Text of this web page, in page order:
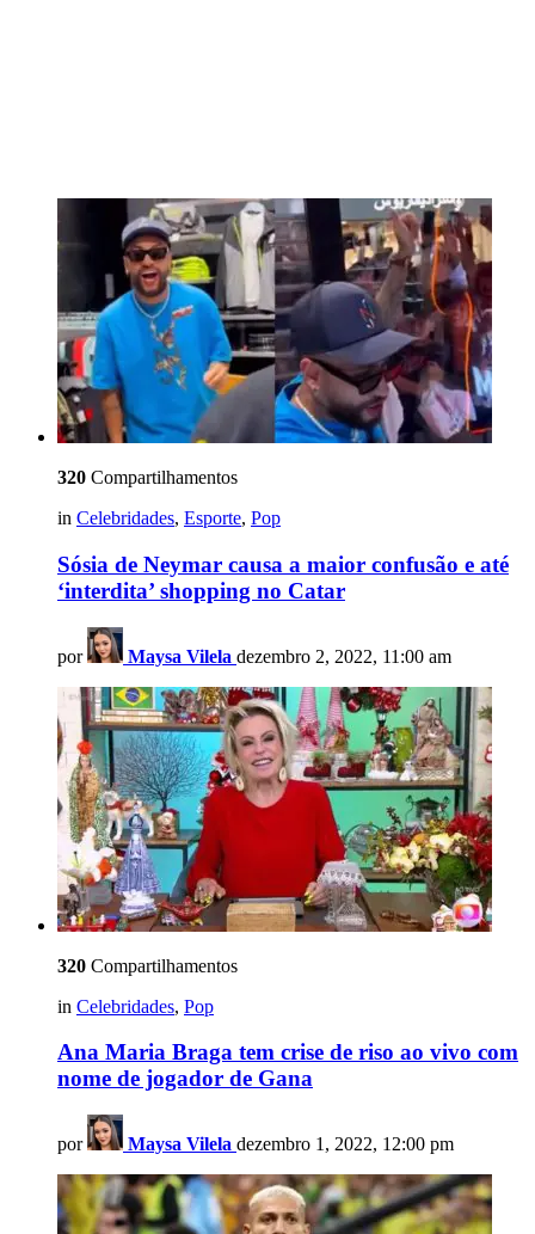
320 Compartilhamentos
in Celebridades, Esporte, Pop
Sósia de Neymar causa a maior confusão e até
‘interdita’ shopping no Catar
por Maysa Vilela dezembro 2, 2022, 11:00 am
320 Compartilhamentos
in Celebridades, Pop
Ana Maria Braga tem crise de riso ao vivo com
nome de jogador de Gana
por Maysa Vilela dezembro 1, 2022, 12:00 pm